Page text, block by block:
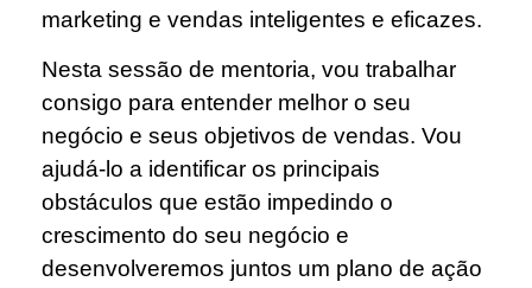
marketing e vendas inteligentes e eficazes.
Nesta sessão de mentoria, vou trabalhar
consigo para entender melhor o seu
negócio e seus objetivos de vendas. Vou
ajudá-lo a identificar os principais
obstáculos que estão impedindo o
crescimento do seu negócio e
desenvolveremos juntos um plano de ação